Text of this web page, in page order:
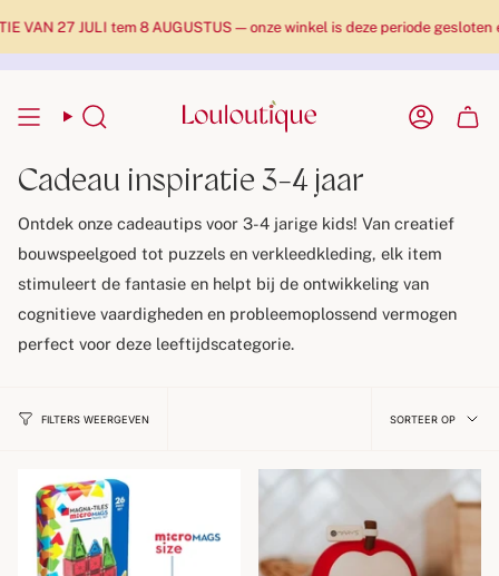
27 JULI tem 8 AUGUSTUS — onze winkel is deze periode gesloten en
Zoekopdracht
Cadeau inspiratie 3-4 jaar
Ontdek onze cadeautips voor 3-4 jarige kids! Van creatief
bouwspeelgoed tot puzzels en verkleedkleding, elk item
stimuleert de fantasie en helpt bij de ontwikkeling van
cognitieve vaardigheden en probleemoplossend vermogen
perfect voor deze leeftijdscategorie.
FILTERS WEERGEVEN
op
SORTEER OP